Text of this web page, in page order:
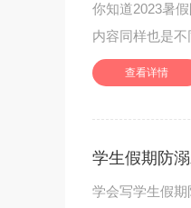
你知道2023暑
内容同样也是
查看详情
学生假期防
学会写学生假